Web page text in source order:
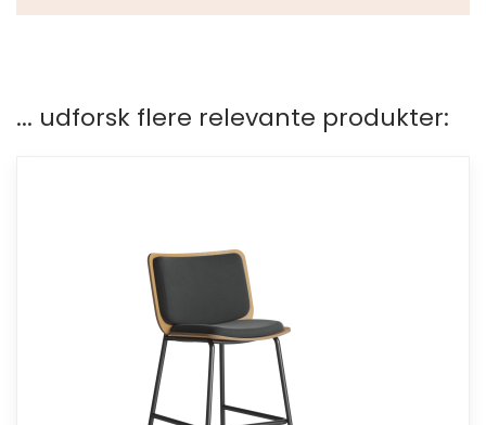
... udforsk flere relevante produkter: